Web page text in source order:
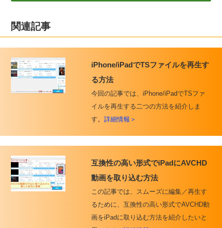
関連記事
iPhone/iPadでTSファイルを再生す
る方法
今回の記事では、iPhone/iPadでTSファ
イルを再生する二つの方法を紹介しま
す。 詳細情報＞
互換性の高い形式でiPadにAVCHD
動画を取り込む方法
この記事では、スムーズに編集／再生す
るために、互換性の高い形式でAVCHD動
画をiPadに取り込む方法を紹介したいと